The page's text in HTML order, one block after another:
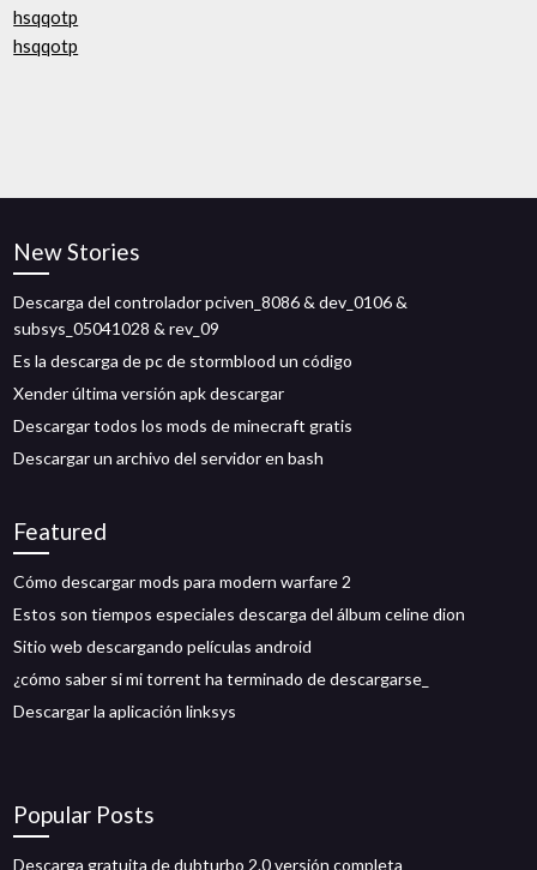
hsqqotp
hsqqotp
New Stories
Descarga del controlador pciven_8086 & dev_0106 &
subsys_05041028 & rev_09
Es la descarga de pc de stormblood un código
Xender última versión apk descargar
Descargar todos los mods de minecraft gratis
Descargar un archivo del servidor en bash
Featured
Cómo descargar mods para modern warfare 2
Estos son tiempos especiales descarga del álbum celine dion
Sitio web descargando películas android
¿cómo saber si mi torrent ha terminado de descargarse_
Descargar la aplicación linksys
Popular Posts
Descarga gratuita de dubturbo 2.0 versión completa